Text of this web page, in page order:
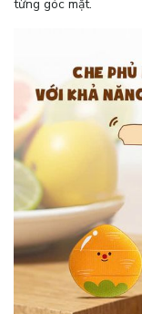
từng góc mặt.